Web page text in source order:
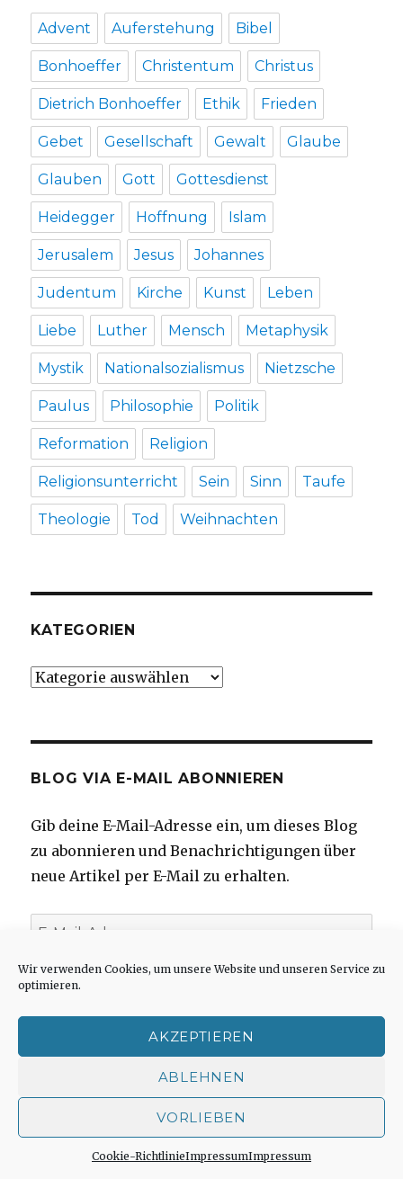
Wir verwenden Cookies, um unsere Website und unseren Service zu
optimieren.
AKZEPTIEREN
ABLEHNEN
VORLIEBEN
Cookie-RichtlinieImpressumImpressum
Advent Auferstehung Bibel
Bonhoeffer Christentum Christus
Dietrich Bonhoeffer Ethik Frieden
Gebet Gesellschaft Gewalt Glaube
Glauben Gott Gottesdienst
Heidegger Hoffnung Islam
Jerusalem Jesus Johannes
Judentum Kirche Kunst Leben
Liebe Luther Mensch Metaphysik
Mystik Nationalsozialismus Nietzsche
Paulus Philosophie Politik
Reformation Religion
Religionsunterricht Sein Sinn Taufe
Theologie Tod Weihnachten
KATEGORIEN
Kategorien
BLOG VIA E-MAIL ABONNIEREN
Gib deine E-Mail-Adresse ein, um dieses Blog
zu abonnieren und Benachrichtigungen über
neue Artikel per E-Mail zu erhalten.
E-
Adresse
Schließe dich 52 anderen Abonnenten an